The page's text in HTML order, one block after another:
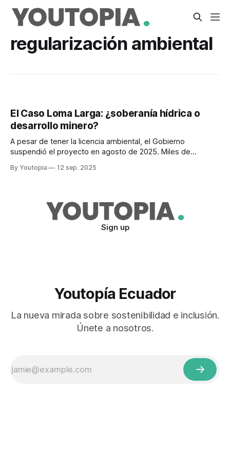
regularización ambiental
El Caso Loma Larga: ¿soberanía hídrica o
desarrollo minero?
A pesar de tener la licencia ambiental, el Gobierno
suspendió el proyecto en agosto de 2025. Miles de
By Youtopia 12 sep. 2025
Sign up
Youtopía Ecuador
La nueva mirada sobre sostenibilidad e inclusión.
Únete a nosotros.